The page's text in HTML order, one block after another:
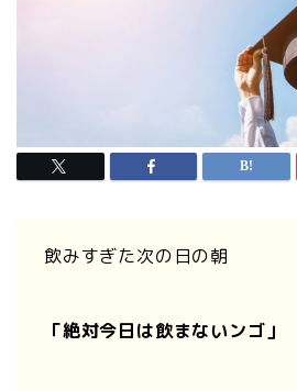
飲みすぎた次の日の朝
「絶対今日は飲まないンゴ」